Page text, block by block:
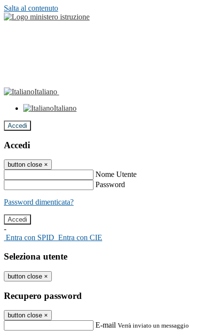
Salta al contenuto
Italiano
Italiano
Accedi
Accedi
button close ×
Nome Utente
Password
Password dimenticata?
-
Entra con SPID Entra con CIE
Seleziona utente
button close ×
Recupero password
button close ×
E-mail Verrà inviato un messaggio